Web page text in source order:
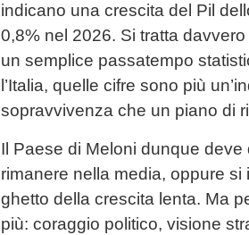
indicano una crescita del Pil
0,8% nel 2026. Si tratta
un semplice passatempo
l’Italia, quelle cifre sono più
sopravvivenza che un piano di
Il Paese di Meloni dunque
rimanere nella media, oppure
ghetto della crescita lenta. Ma
più: coraggio politico, visione